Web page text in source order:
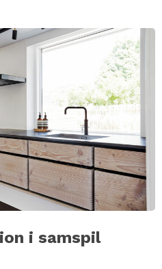
i samspil